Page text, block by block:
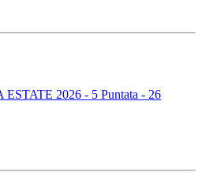
2026 - 5 Puntata - 26